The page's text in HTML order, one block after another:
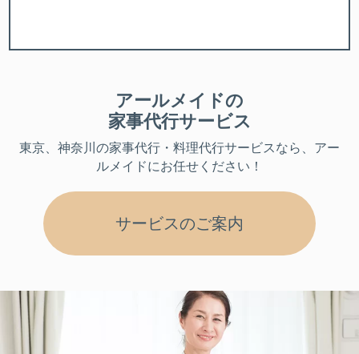
アールメイドの
家事代行サービス
東京、神奈川 の家事代行・料理代行サービスなら、アー
ルメイドにお任せください！
サービスのご案内